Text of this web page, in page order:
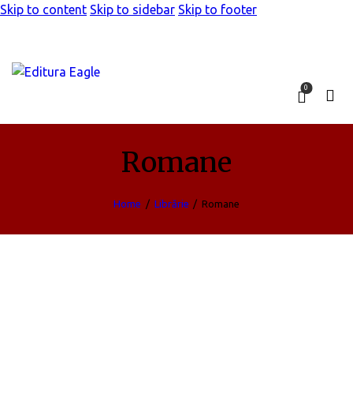
Skip to content Skip to sidebar Skip to footer
0
Romane
Home Librărie Romane